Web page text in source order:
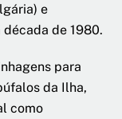
e
de 1980.
para
da Ilha,
como